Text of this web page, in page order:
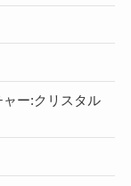
ー:クリスタル